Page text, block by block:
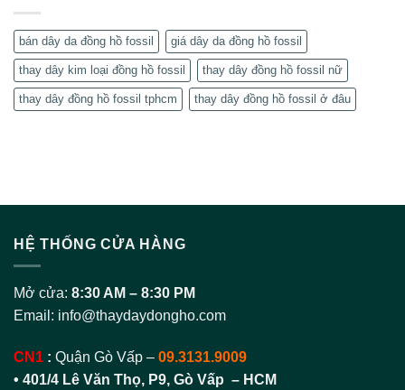
bán dây da đồng hồ fossil giá dây da đồng hồ fossil
thay dây kim loại đồng hồ fossil thay dây đồng hồ fossil nữ
thay dây đồng hồ fossil tphcm thay dây đồng hồ fossil ở đâu
HỆ THỐNG CỬA HÀNG
Mở cửa: 8:30 AM – 8:30 PM
Email: info@thaydaydongho.com
CN1 : Quận Gò Vấp – 09.3131.9009
• 401/4 Lê Văn Thọ, P9, Gò Vấp – HCM